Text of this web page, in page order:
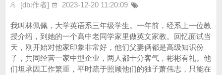
[db:作者] 2023-12-20 11:20:09
我叫林佩佩，大学英语系三年级学生。一年前，经系上一位教
授介绍，到她的一个高中老同学家里做英文家教。回忆面试当
天，刚开始对他家印象非常好，他们父妻俩都是高级知识份
子，共同经营一家中型企业，两人都十分客气，彬彬有礼。他
们坦承因工作繁重，平时疏于照顾他们的独子萧伟志，只能在